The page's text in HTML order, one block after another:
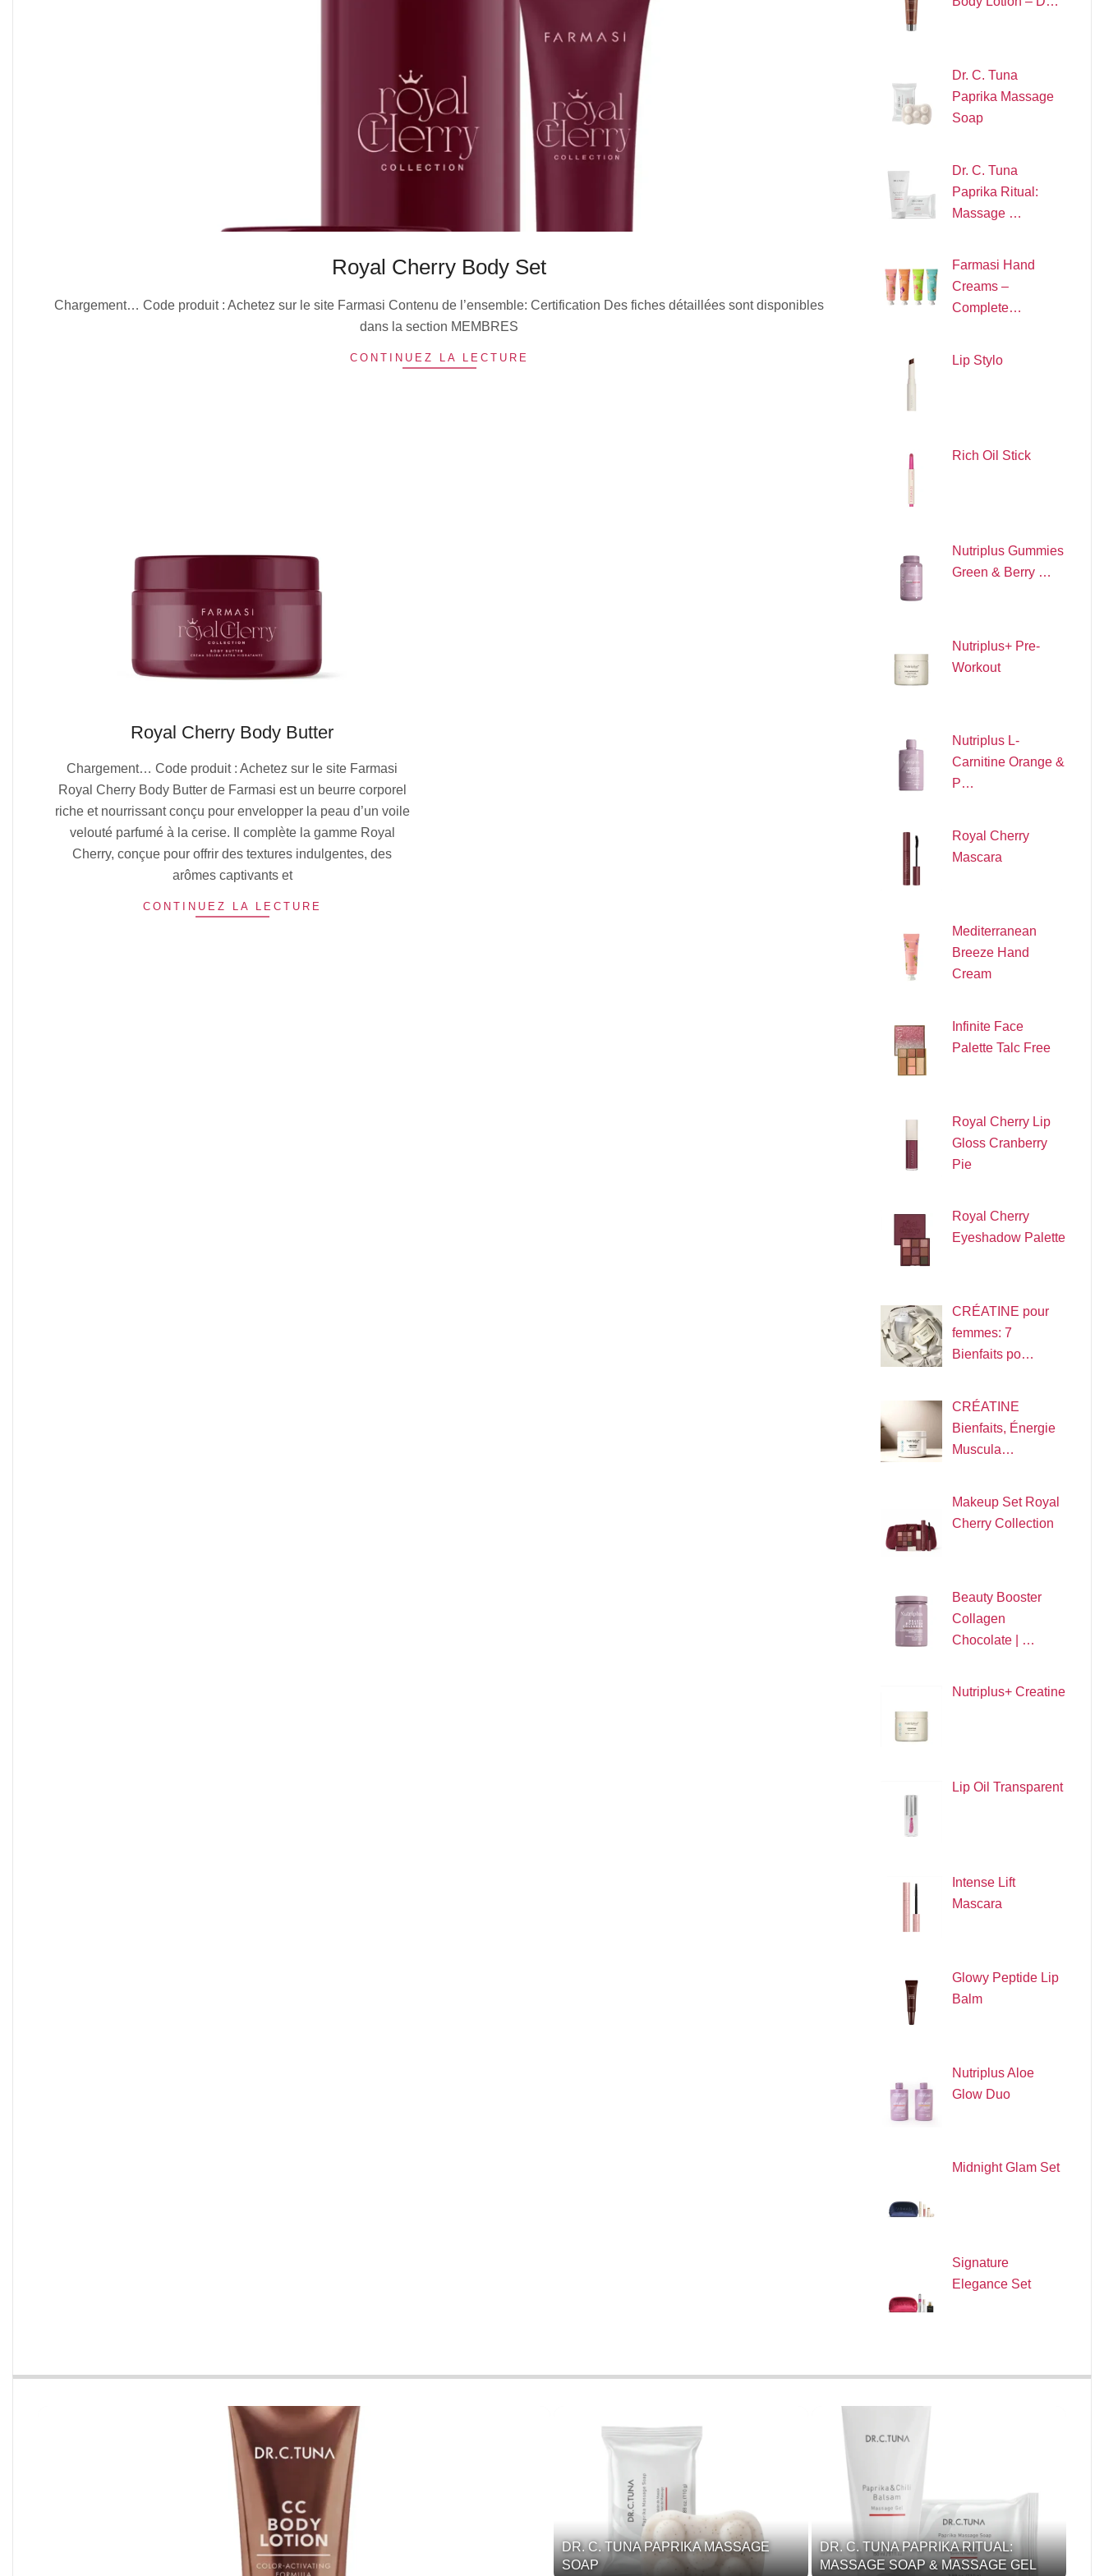
Royal Cherry Body Set
10-
Chargement… Code produit : Achetez sur le site Farmasi Contenu de l’ensemble: Certification Des fiches détaillées sont disponibles
dans la section MEMBRES
CONTINUEZ LA LECTURE
Royal Cherry Body Butter
10-
13
Chargement… Code produit : Achetez sur le site Farmasi
Royal Cherry Body Butter de Farmasi est un beurre corporel
riche et nourrissant conçu pour envelopper la peau d’un voile
velouté parfumé à la cerise. Il complète la gamme Royal
Cherry, conçue pour offrir des textures indulgentes, des
arômes captivants et
CONTINUEZ LA LECTURE
Dr. C. Tuna
Paprika Massage
Soap
Dr. C. Tuna
Paprika Ritual:
Massage …
Farmasi Hand
Creams –
Complete…
Lip Stylo
Rich Oil Stick
Nutriplus Gummies
Green & Berry …
Nutriplus+ Pre-
Workout
Nutriplus L-
Carnitine Orange &
P…
Royal Cherry
Mascara
Mediterranean
Breeze Hand
Cream
Infinite Face
Palette Talc Free
Royal Cherry Lip
Gloss Cranberry
Pie
Royal Cherry
Eyeshadow Palette
CRÉATINE pour
femmes: 7
Bienfaits po…
CRÉATINE
Bienfaits, Énergie
Muscula…
Makeup Set Royal
Cherry Collection
Beauty Booster
Collagen
Chocolate | …
Nutriplus+ Creatine
Lip Oil Transparent
Intense Lift
Mascara
Glowy Peptide Lip
Balm
Nutriplus Aloe
Glow Duo
Midnight Glam Set
Signature
Elegance Set
DR. C. TUNA PAPRIKA MASSAGE
SOAP
DR. C. TUNA PAPRIKA RITUAL:
MASSAGE SOAP & MASSAGE GEL